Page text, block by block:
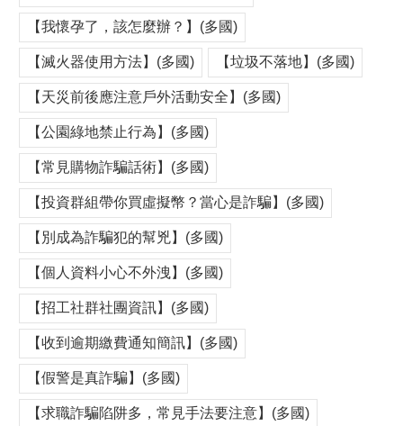
【我懷孕了，該怎麼辦？】(多國)
【滅火器使用方法】(多國) 【垃圾不落地】(多國)
【天災前後應注意戶外活動安全】(多國)
【公園綠地禁止行為】(多國)
【常見購物詐騙話術】(多國)
【投資群組帶你買虛擬幣？當心是詐騙】(多國)
【別成為詐騙犯的幫兇】(多國)
【個人資料小心不外洩】(多國)
【招工社群社團資訊】(多國)
【收到逾期繳費通知簡訊】(多國)
【假警是真詐騙】(多國)
【求職詐騙陷阱多，常見手法要注意】(多國)